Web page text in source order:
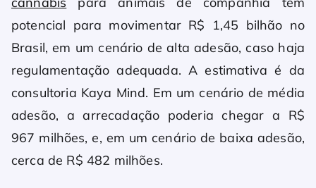
potencial para movimentar R$ 1,45 bilhão no
Brasil, em um cenário de alta adesão, caso haja
regulamentação adequada. A estimativa é da
consultoria Kaya Mind. Em um cenário de média
adesão, a arrecadação poderia chegar a R$
967 milhões, e, em um cenário de baixa adesão,
cerca de R$ 482 milhões.